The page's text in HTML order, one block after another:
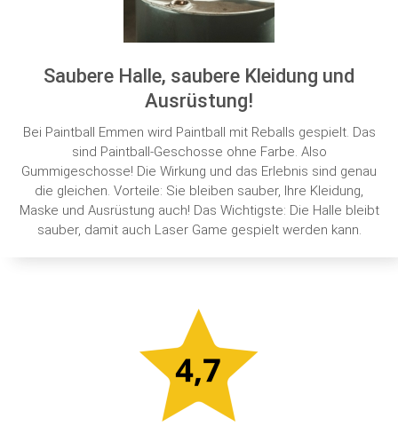
Saubere Halle, saubere Kleidung und
Ausrüstung!
Bei Paintball Emmen wird Paintball mit Reballs gespielt. Das
sind Paintball-Geschosse ohne Farbe. Also
Gummigeschosse! Die Wirkung und das Erlebnis sind genau
die gleichen. Vorteile: Sie bleiben sauber, Ihre Kleidung,
Maske und Ausrüstung auch! Das Wichtigste: Die Halle bleibt
sauber, damit auch Laser Game gespielt werden kann.